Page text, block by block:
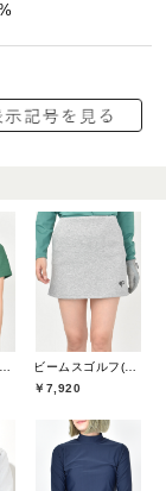
￥7,920